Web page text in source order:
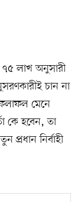
৭৫ লাখ অনুসারী
চান না
ফলাফল মেনে
কে হবেন, তা
প্রধান নির্বাহী